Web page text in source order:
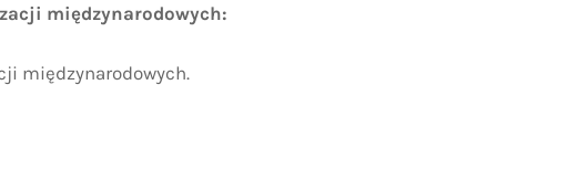
międzynarodowych:
międzynarodowych.